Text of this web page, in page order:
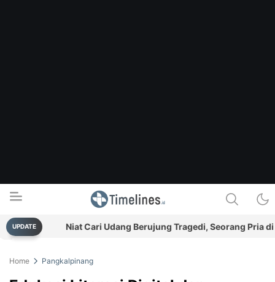
Timelines.id
Media Literasi, Sejarah & Budaya
UPDATE Niat Cari Udang Berujung Tragedi, Seorang Pria di
Home Pangkalpinang